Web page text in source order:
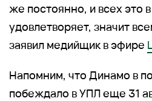
же постоянно, и всех это
удовлетворяет, значит
заявил медийщик в эфире
Напомним, что Динамо в
побеждало в УПЛ еще 31